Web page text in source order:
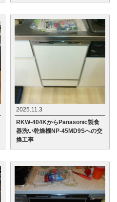
2025.11.3
RKW-404KからPanasonic製食
器洗い乾燥機NP-45MD9Sへの交
換工事